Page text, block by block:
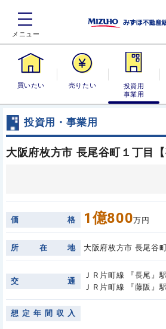
買いたい 売りたい
投資用・事業
用
投資用・事業用
大阪府枚方市 長尾谷町１丁目【
価 格 1億800万円
所 在 地 大阪府枚方市 長尾谷
交 通
ＪＲ片町線 『長尾』
ＪＲ片町線 『藤阪』
想 定 年 間 収 入